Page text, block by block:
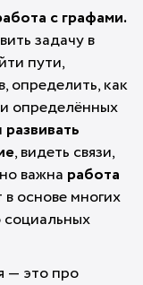
с графами.
задачу в
пути,
определить, как
определённых
развивать
, видеть связи,
важна работа
основе многих
— это про